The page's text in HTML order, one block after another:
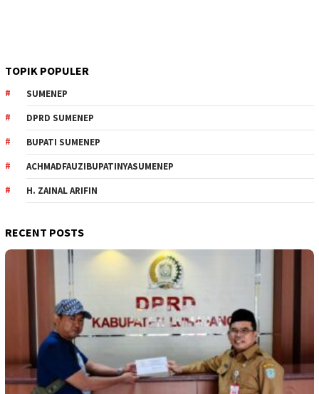
TOPIK POPULER
SUMENEP
DPRD SUMENEP
BUPATI SUMENEP
ACHMADFAUZIBUPATINYASUMENEP
H. ZAINAL ARIFIN
RECENT POSTS